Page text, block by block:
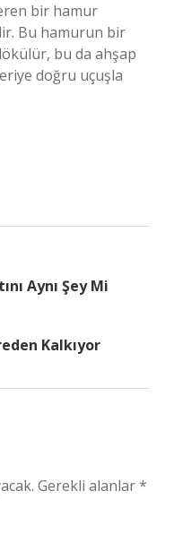
bir hamur
Bu hamurun bir
bu da ahşap
doğru uçuşla
Aynı Şey Mi
Kalkıyor
Gerekli alanlar*